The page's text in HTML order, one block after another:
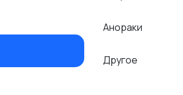
Анораки
Другое